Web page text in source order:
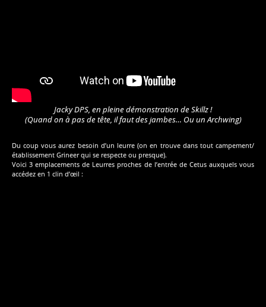
Jacky DPS, en pleine démonstration de Skillz !
(Quand on à pas de tête, il faut des jambes… Ou un Archwing)
Du coup vous aurez besoin d’un leurre (on en trouve dans tout campement/
établissement Grineer qui se respecte ou presque).
Voici 3 emplacements de Leurres proches de l’entrée de Cetus auxquels vous
accédez en 1 clin d’œil :